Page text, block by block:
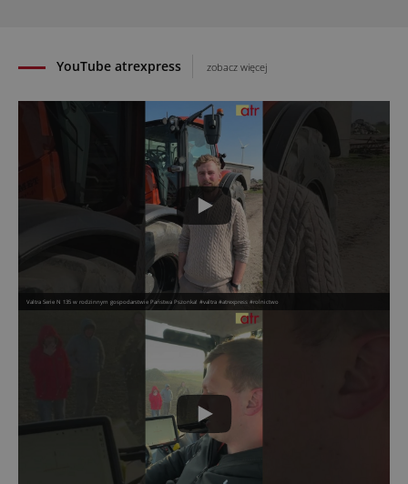
YouTube atrexpress zobacz więcej
Valtra Serie N 135 w rodzinnym gospodarstwie Państwa Pszonka! #valtra #atrexpress #rolnictwo